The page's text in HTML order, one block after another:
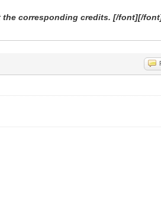
corresponding credits. [/font][/